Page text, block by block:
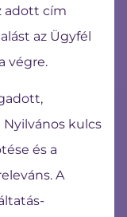
adott cím
az Ügyfél
végre.
kulcs
és a
A